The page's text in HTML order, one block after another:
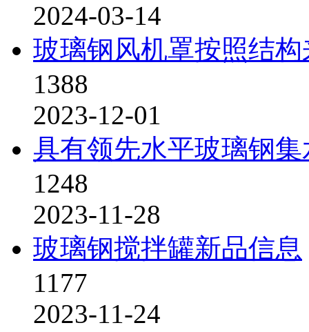
2024-03-14
玻璃钢风机罩按照结
1388
2023-12-01
具有领先水平玻璃钢
1248
2023-11-28
玻璃钢搅拌罐新品信息
1177
2023-11-24